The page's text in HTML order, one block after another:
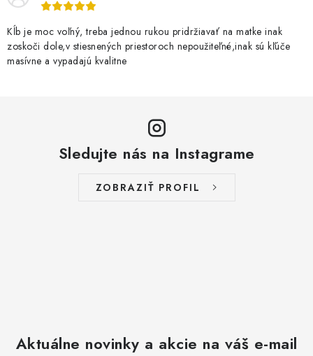
Kĺb je moc voľný, treba jednou rukou pridržiavať na matke inak
zoskoči dole,v stiesnených priestoroch nepoužiteľné,inak sú kľúče
masívne a vypadajú kvalitne
Sledujte nás na Instagrame
ZOBRAZIŤ PROFIL
Aktuálne novinky a akcie na váš e-mail